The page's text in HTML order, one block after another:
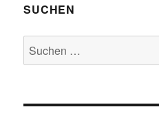
SUCHEN
Suchen
nach: